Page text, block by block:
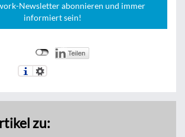
Newsletter abonnieren und immer
informiert sein!
zu: